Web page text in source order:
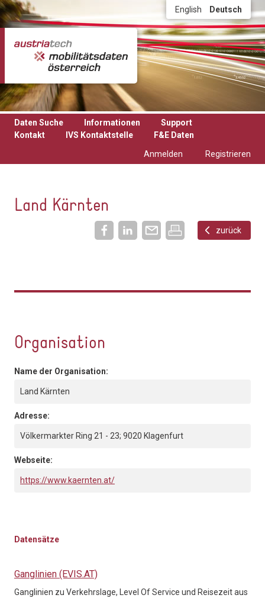
Direkt zum Inhalt English Deutsch
Daten Suche Informationen
Support
Kontakt
IVS Kontaktstelle
F&E Daten
Anmelden
Registrieren
Land Kärnten
zurück
Organisation
Name der Organisation:
Land Kärnten
Adresse:
Völkermarkter Ring 21 - 23; 9020 Klagenfurt
Webseite:
https://www.kaernten.at/
Datensätze
Ganglinien (EVIS.AT)
Ganglinien zu Verkehrslage, Level Of Service und Reisezeit aus